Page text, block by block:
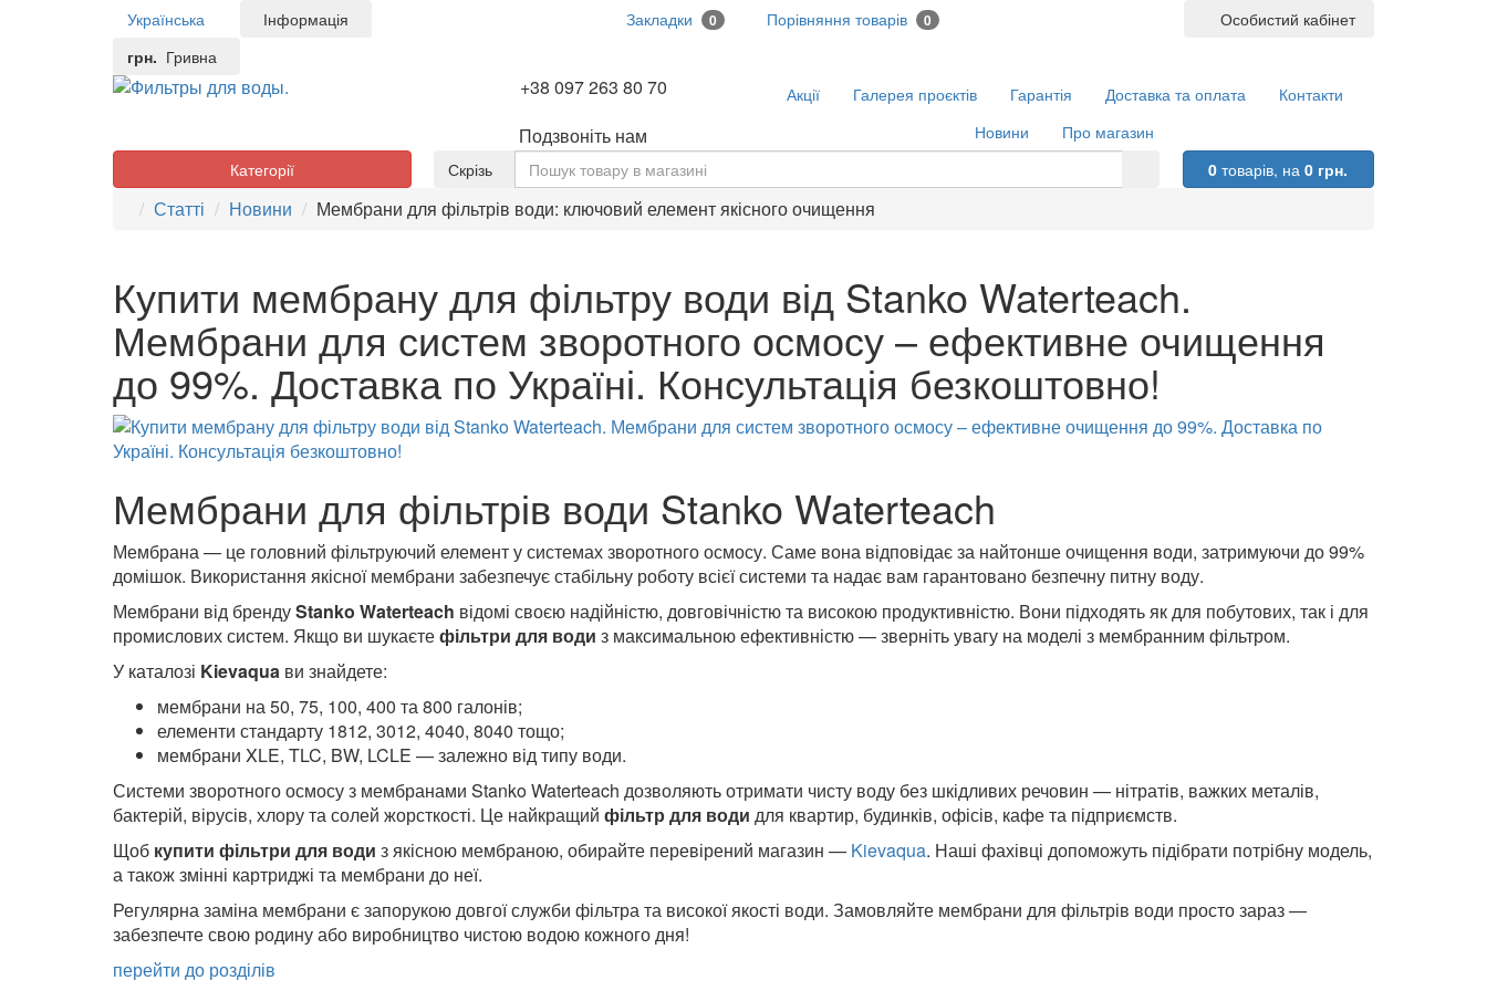
Українська
грн. Гривна
Особистий кабінет
Інформація Закладки 0 Порівняння товарів 0
+38 097 263 80 70
Подзвоніть нам
Акції Галерея проєктів Гарантія Доставка та оплата
Контакти
Новини
Про магазин
Скрізь
0 товарів, на0 грн.
Категорії
Статті Новини Мембрани для фільтрів води: ключовий елемент якісного очищення
Купити мембрану для фільтру води від Stanko Waterteach.
Мембрани для систем зворотного осмосу – ефективне очищення
до 99%. Доставка по Україні. Консультація безкоштовно!
Мембрани для фільтрів води Stanko Waterteach
Мембрана — це головний фільтруючий елемент у системах зворотного осмосу. Саме вона відповідає за найтонше очищення води, затримуючи до 99%
домішок. Використання якісної мембрани забезпечує стабільну роботу всієї системи та надає вам гарантовано безпечну питну воду.
Мембрани від брендуStanko Waterteach відомі своєю надійністю, довговічністю та високою продуктивністю. Вони підходять як для побутових, так і для
промислових систем. Якщо ви шукаєтефільтри для води з максимальною ефективністю — зверніть увагу на моделі з мембранним фільтром.
У каталозі Kievaqua ви знайдете:
мембрани на 50, 75, 100, 400 та 800 галонів;
елементи стандарту 1812, 3012, 4040, 8040 тощо;
мембрани XLE, TLC, BW, LCLE — залежно від типу води.
Системи зворотного осмосу з мембранами Stanko Waterteach дозволяють отримати чисту воду без шкідливих речовин — нітратів, важких металів,
бактерій, вірусів, хлору та солей жорсткості. Це найкращий фільтр для води для квартир, будинків, офісів, кафе та підприємств.
Щоб купити фільтри для води з якісною мембраною, обирайте перевірений магазин — Kievaqua. Наші фахівці допоможуть підібрати потрібну модель,
а також змінні картриджі та мембрани до неї.
Регулярна заміна мембрани є запорукою довгої служби фільтра та високої якості води. Замовляйте мембрани для фільтрів води просто зараз —
забезпечте свою родину або виробництво чистою водою кожного дня!
перейти до розділів